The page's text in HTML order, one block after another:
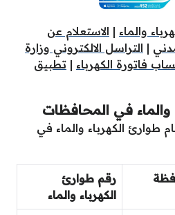
والماء | الاستعلام عن
| التراسل الالكتروني وزارة
فاتورة الكهرباء | تطبيق
والماء في المحافظات
طوارئ الكهرباء والماء في
رقم طوارئ
الكهرباء والماء